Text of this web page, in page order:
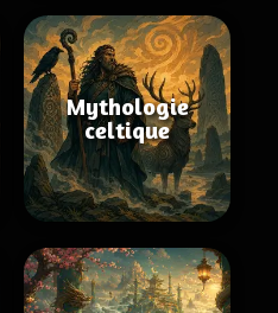
Mythologie
celtique